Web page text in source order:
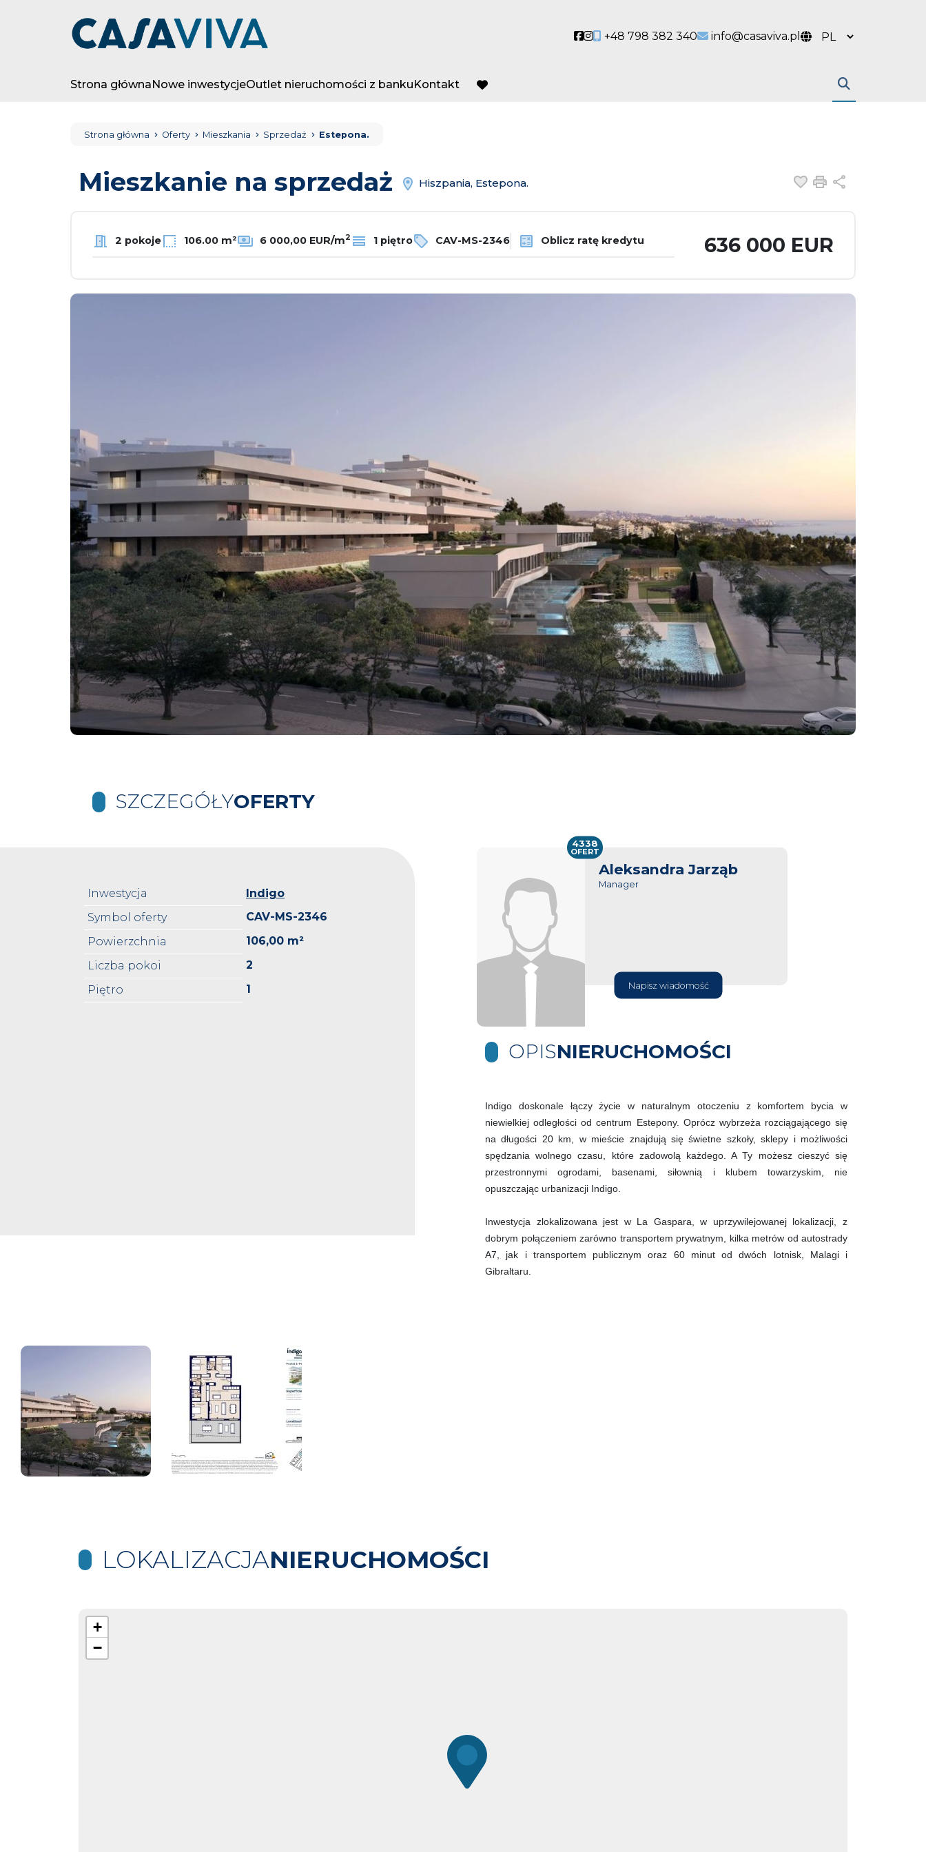
Social link
Social link
+48 798 382 340 info@casaviva.pl
Strona głównaNowe inwestycjeOutlet nieruchomości z bankuKontakt
favorite
Strona główna Oferty Mieszkania Sprzedaż Estepona.
Mieszkanie na sprzedaż Hiszpania, Estepona. Dodaj do
Drukuj
2 pokoje 106.00 m² 6 000,00 EUR/m2 1 piętro CAV-MS-2346 Oblicz ratę kredytu 636 000 EUR
SZCZEGÓŁYOFERTY
Inwestycja
Indigo
Symbol oferty
CAV-MS-2346
Powierzchnia
106,00 m²
Liczba pokoi
2
Piętro
1
Aleksandra Jarząb
Manager
Napisz wiadomość
4338
OFERT
OPISNIERUCHOMOŚCI
Indigo doskonale łączy życie w naturalnym otoczeniu z komfortem bycia w
niewielkiej odległości od centrum Estepony. Oprócz wybrzeża rozciągającego się
na długości 20 km, w mieście znajdują się świetne szkoły, sklepy i możliwości
spędzania wolnego czasu, które zadowolą każdego. A Ty możesz cieszyć się
przestronnymi ogrodami, basenami, siłownią i klubem towarzyskim, nie
opuszczając urbanizacji Indigo.
Inwestycja zlokalizowana jest w La Gaspara, w uprzywilejowanej lokalizacji, z
dobrym połączeniem zarówno transportem prywatnym, kilka metrów od autostrady
A7, jak i transportem publicznym oraz 60 minut od dwóch lotnisk, Malagi i
Gibraltaru.
LOKALIZACJANIERUCHOMOŚCI
+
−